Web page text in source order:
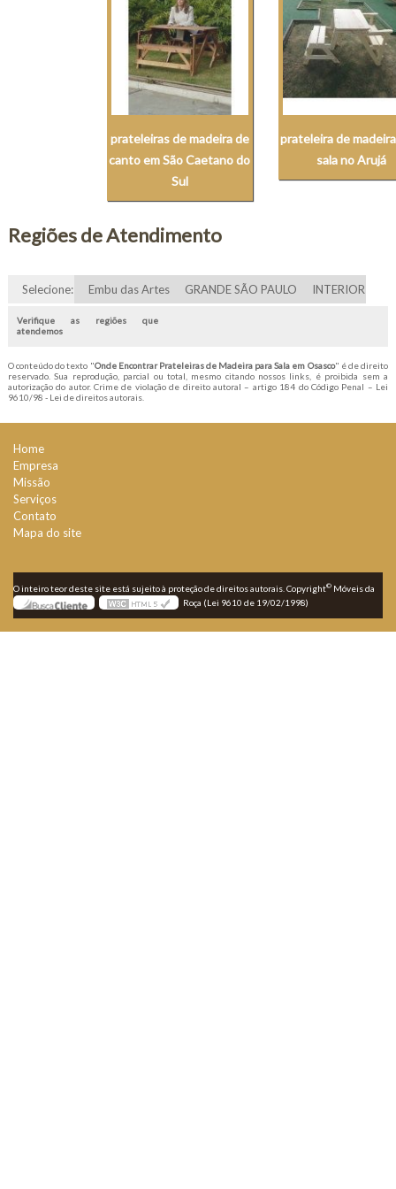
prateleiras de madeira de
canto em São Caetano do
Sul
prateleira de
sala no Arujá
Regiões de Atendimento
Selecione: Embu das Artes GRANDE SÃO PAULO INTERIOR
Verifique as regiões que
atendemos
O conteúdo do texto "Onde Encontrar Prateleiras de Madeira para Sala em Osasco" é de direito
reservado. Sua reprodução, parcial ou total, mesmo citando nossos links, é proibida sem a
autorização do autor. Crime de violação de direito autoral – artigo 184 do Código Penal – Lei
9610/98 - Lei de direitos autorais.
Home
Empresa
Missão
Serviços
Contato
Mapa do site
O inteiro teor deste site está sujeito à proteção de direitos autorais. Copyright© Móveis da
Roça (Lei 9610 de 19/02/1998)